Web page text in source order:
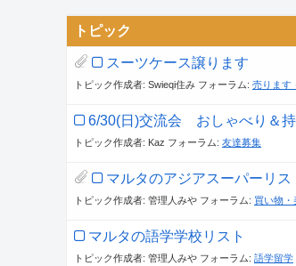
トピック
スーツケース譲ります
トピック作成者: Swieqi住み フォーラム: 売ります
6/30(日)交流会 おしゃべり＆
トピック作成者: Kaz フォーラム: 友達募集
マルタのアジアスーパーリス
トピック作成者: 管理人みや フォーラム: 買い物・
マルタの語学学校リスト
トピック作成者: 管理人みや フォーラム: 語学留学